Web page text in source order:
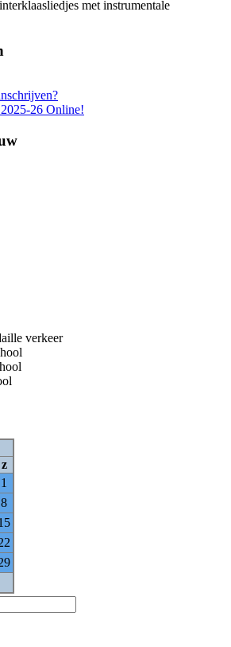
met instrumentale
26 Online!
z
1
8